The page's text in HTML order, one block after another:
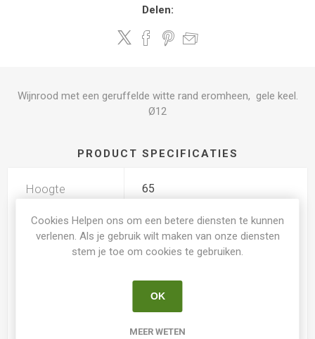
Delen:
Wijnrood met een geruffelde witte rand eromheen, gele keel.
Ø12
PRODUCT SPECIFICATIES
Hoogte 65
Geurend Nee
12.0
Cookies Helpen ons om een betere diensten te kunnen
verlenen. Als je gebruik wilt maken van onze diensten
stem je toe om cookies te gebruiken.
OK
MEER WETEN